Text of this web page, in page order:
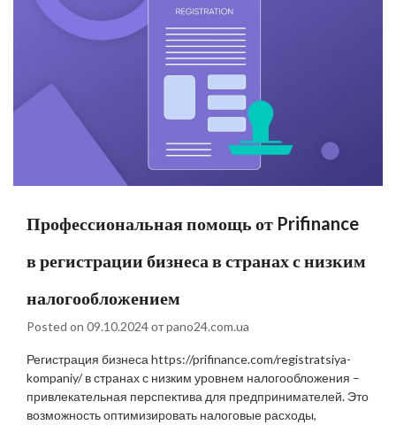
Профессиональная помощь от Prifinance
в регистрации бизнеса в странах с низким
налогообложением
Posted on 09.10.2024отpano24.com.ua
Регистрация бизнеса https://prifinance.com/registratsiya-
kompaniy/ в странах с низким уровнем налогообложения –
привлекательная перспектива для предпринимателей. Это
возможность оптимизировать налоговые расходы,